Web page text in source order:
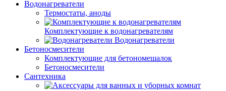
Водонагреватели
Термостаты, аноды
Комплектующие к водонагревателям
Водонагреватели
Бетоносмесители
Комплектующие для бетономешалок
Бетоносмесители
Сантехника